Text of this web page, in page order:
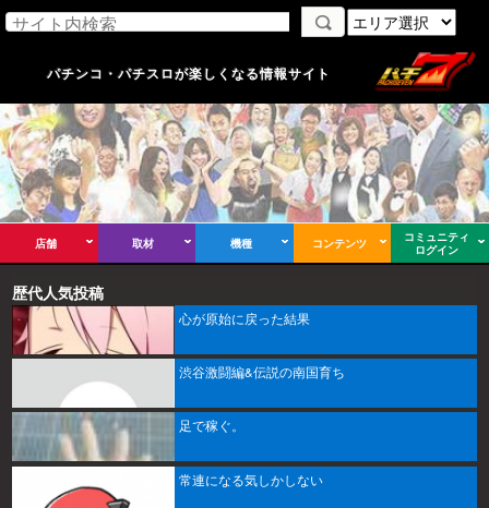
パチンコ・パチスロが楽しくなる情報サイト
店舗 取材 機種 コンテンツ
コミュニティ
ログイン
歴代人気投稿
心が原始に戻った結果
渋谷激闘編&伝説の南国育ち
足で稼ぐ。
常連になる気しかしない